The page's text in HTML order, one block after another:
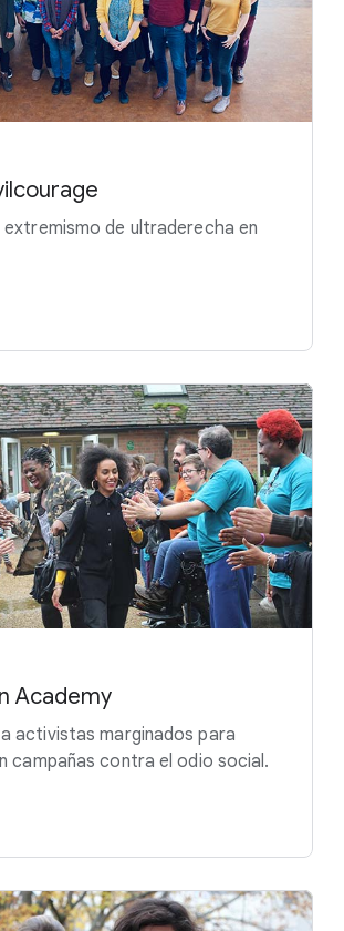
de ultraderecha en
Academy
activistas marginados para
campañas contra el odio social.